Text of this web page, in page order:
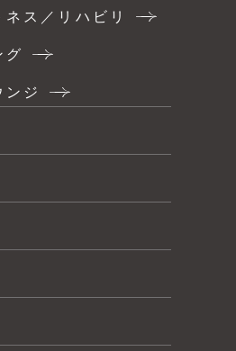
ス／リハビリ
グ
ジ